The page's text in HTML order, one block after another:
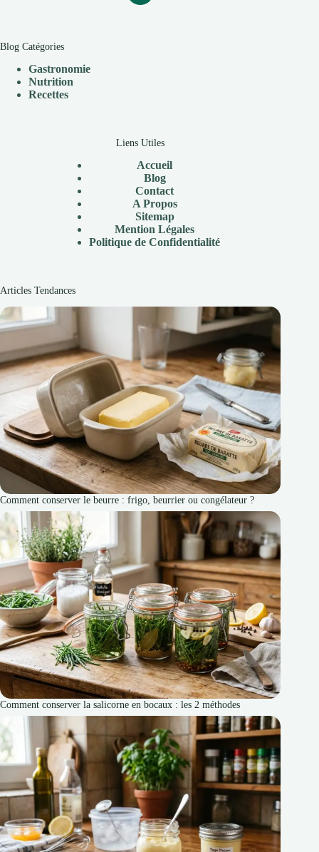
Blog Catégories
Gastronomie
Nutrition
Recettes
Liens Utiles
Accueil
Blog
Contact
A Propos
Sitemap
Mention Légales
Politique de Confidentialité
Articles Tendances
Comment conserver le beurre : frigo, beurrier ou congélateur ?
Comment conserver la salicorne en bocaux : les 2 méthodes